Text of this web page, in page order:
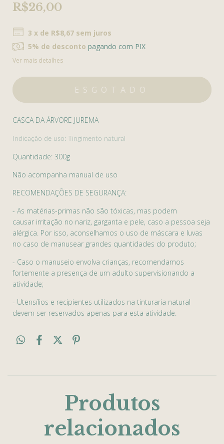
R$26,00
3 x de R$8,67 sem juros
5% de desconto pagando com PIX
Ver mais detalhes
CASCA DA ÁRVORE JUREMA
Indicação de uso: Tingimento natural
Quantidade: 300g
Não acompanha manual de uso
RECOMENDAÇÕES DE SEGURANÇA:
- As matérias-primas não são tóxicas, mas podem
causar irritação no nariz, garganta e pele, caso a pessoa seja
alérgica. Por isso, aconselhamos o uso de máscara e luvas
no caso de manusear grandes quantidades do produto;
- Caso o manuseio envolva crianças, recomendamos
fortemente a presença de um adulto supervisionando a
atividade;
- Utensílios e recipientes utilizados na tinturaria natural
devem ser reservados apenas para esta atividade.
Produtos
relacionados